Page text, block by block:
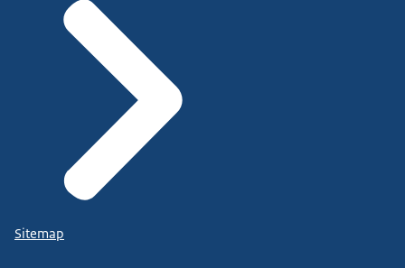
Sitemap